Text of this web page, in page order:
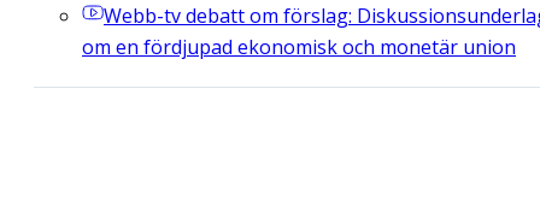
Webb-tvdebatt om förslag:
om en fördjupad ekonomisk och monetär union